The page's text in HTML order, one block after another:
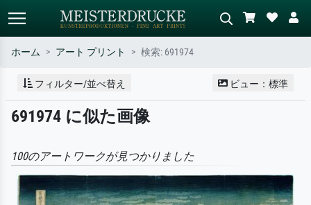
標準検索 AI画像検索
作家名・作品名・スタイルで検索
– 例：モネ、星月夜、印象派、北
シーンを説明してください – 例：
ホーム アート プリント 検索: 691974
フィルター/並べ替え ビュー：標準
691974 に似た画像
100のアートワークが見つかりました